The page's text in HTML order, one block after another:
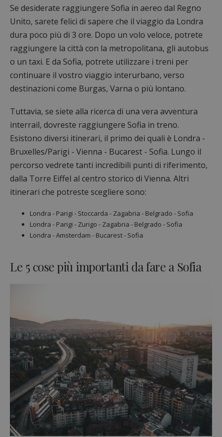
Se desiderate raggiungere Sofia in aereo dal Regno
Unito, sarete felici di sapere che il viaggio da Londra
dura poco più di 3 ore. Dopo un volo veloce, potrete
raggiungere la città con la metropolitana, gli autobus
o un taxi. E da Sofia, potrete utilizzare i treni per
continuare il vostro viaggio interurbano, verso
destinazioni come Burgas, Varna o più lontano.
Tuttavia, se siete alla ricerca di una vera avventura
interrail, dovreste raggiungere Sofia in treno.
Esistono diversi itinerari, il primo dei quali è Londra -
Bruxelles/Parigi - Vienna - Bucarest - Sofia. Lungo il
percorso vedrete tanti incredibili punti di riferimento,
dalla Torre Eiffel al centro storico di Vienna. Altri
itinerari che potreste scegliere sono:
Londra - Parigi - Stoccarda - Zagabria - Belgrado - Sofia
Londra - Parigi - Zurigo - Zagabria - Belgrado - Sofia
Londra - Amsterdam - Bucarest - Sofia
Le 5 cose più importanti da fare a Sofia